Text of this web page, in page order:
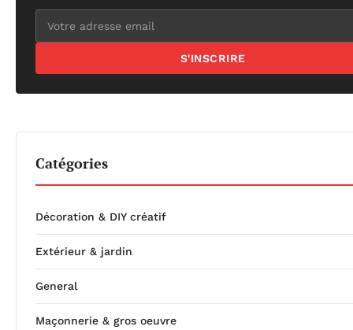
S'INSCRIRE
Catégories
Décoration & DIY créatif
Extérieur & jardin
General
Maçonnerie & gros oeuvre